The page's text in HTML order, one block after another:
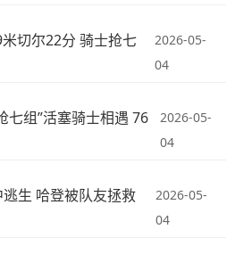
切尔22分 骑士抢七
2026-05-
04
七组”活塞骑士相遇 76
2026-05-
04
生 哈登被队友拯救
2026-05-
04